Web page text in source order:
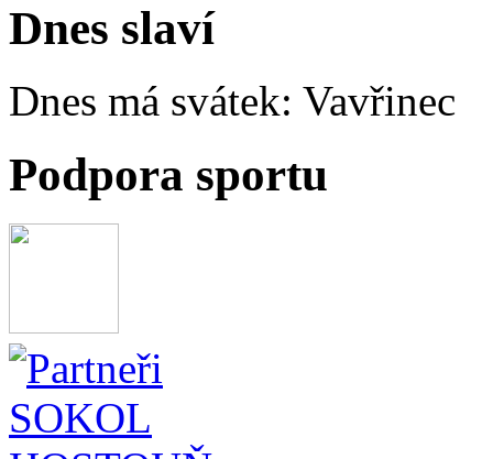
Dnes slaví
Dnes má svátek: Vavřinec
Podpora sportu